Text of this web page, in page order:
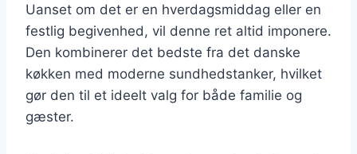
Uanset om det er en hverdagsmiddag eller en
festlig begivenhed, vil denne ret altid imponere.
Den kombinerer det bedste fra det danske
køkken med moderne sundhedstanker, hvilket
gør den til et ideelt valg for både familie og
gæster.